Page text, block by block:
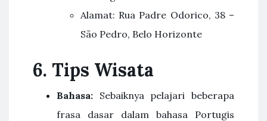
Alamat: Rua Padre Odorico, 38 –
São Pedro, Belo Horizonte
6. Tips Wisata
Bahasa: Sebaiknya pelajari beberapa
frasa dasar dalam bahasa Portugis